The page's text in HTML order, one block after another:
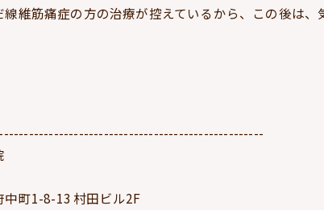
維筋痛症の方の治療が控えているから、この後は
中町1-8-13 村田ビル2F